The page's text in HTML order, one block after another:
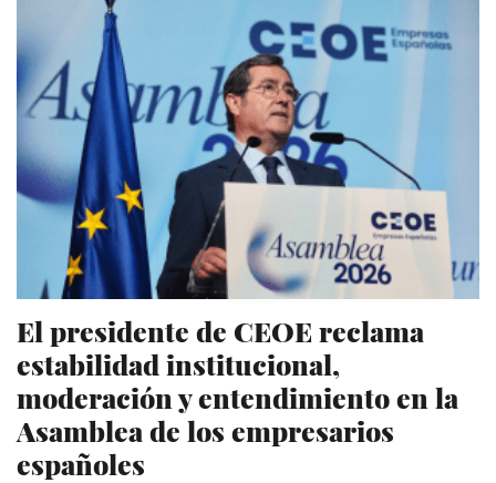
El presidente de CEOE reclama
estabilidad institucional,
moderación y entendimiento en la
Asamblea de los empresarios
españoles